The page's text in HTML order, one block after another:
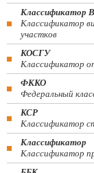
Классификатор
Классификатор
участков
КОСГУ
Классификатор
ФККО
Федеральный
КСР
Классификатор
Классификатор
Классификатор